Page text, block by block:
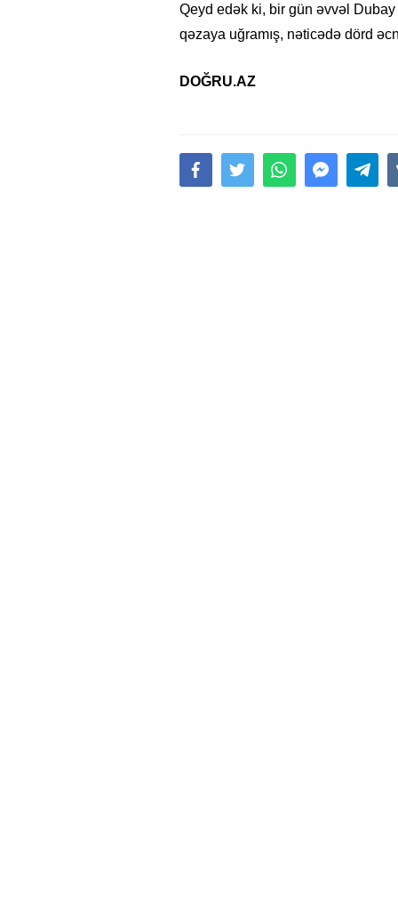
Qeyd edək ki, bir gün əvvəl Dubay
qəzaya uğramış, nəticədə dörd
DOĞRU.AZ